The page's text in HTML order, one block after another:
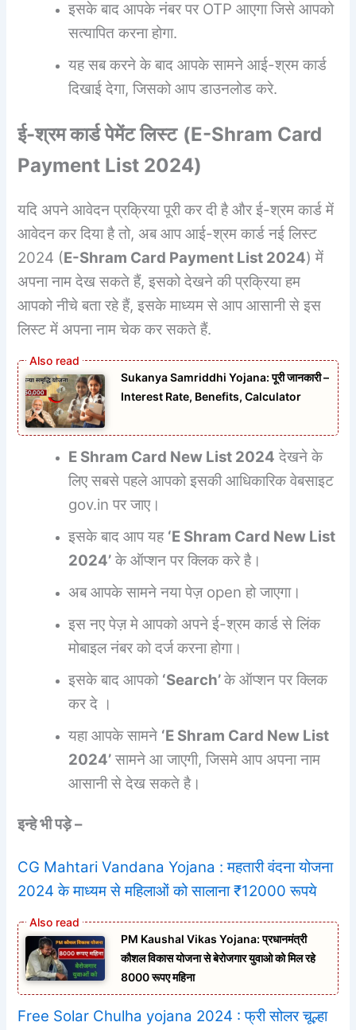
इसके बाद आपके नंबर पर OTP आएगा जिसे आपको
सत्यापित करना होगा.
यह सब करने के बाद आपके सामने आई-श्रम कार्ड
दिखाई देगा, जिसको आप डाउनलोड करे.
ई-श्रम कार्ड पेमेंट लिस्ट (E-Shram Card
Payment List 2024)
यदि अपने आवेदन प्रक्रिया पूरी कर दी है और ई-श्रम कार्ड में
आवेदन कर दिया है तो, अब आप आई-श्रम कार्ड नई लिस्ट
2024 (E-Shram Card Payment List 2024) में
अपना नाम देख सकते हैं, इसको देखने की प्रक्रिया हम
आपको नीचे बता रहे हैं, इसके माध्यम से आप आसानी से इस
लिस्ट में अपना नाम चेक कर सकते हैं.
Sukanya Samriddhi Yojana: पूरी जानकारी –
Interest Rate, Benefits, Calculator
E Shram Card New List 2024 देखने के
लिए सबसे पहले आपको इसकी आधिकारिक वेबसाइट
gov.in पर जाए।
इसके बाद आप यह ‘E Shram Card New List
2024’ के ऑप्शन पर क्लिक करे है।
अब आपके सामने नया पेज़ open हो जाएगा।
इस नए पेज़ मे आपको अपने ई-श्रम कार्ड से लिंक
मोबाइल नंबर को दर्ज करना होगा।
इसके बाद आपको ‘Search’के ऑप्शन पर क्लिक
कर दे ।
यहा आपके सामने ‘E Shram Card New List
2024’ सामने आ जाएगी, जिसमे आप अपना नाम
आसानी से देख सकते है।
इन्हे भी पड़े –
CG Mahtari Vandana Yojana : महतारी वंदना योजना
2024 के माध्यम से महिलाओं को सालाना ₹12000 रूपये
PM Kaushal Vikas Yojana: प्रधानमंत्री
कौशल विकास योजना से बेरोजगार युवाओ को मिल रहे
8000 रूपए महिना
Free Solar Chulha yojana 2024 : फ्री सोलर चूल्हा